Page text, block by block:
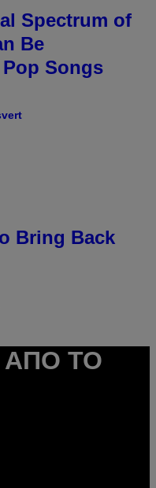
Spectrum of
Be
Songs
Bring Back
ΑΠΌ ΤΟ